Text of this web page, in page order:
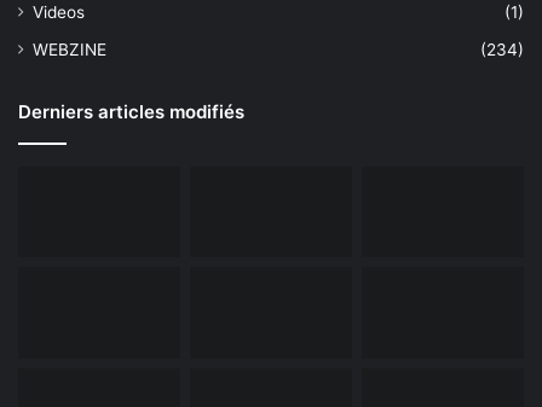
Videos
(1)
WEBZINE
(234)
Derniers articles modifiés